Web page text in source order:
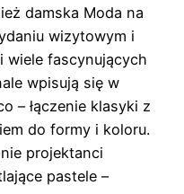
damska Moda na
wizytowym i
wiele fascynujących
wpisują się w
– łączenie klasyki z
do formy i koloru.
projektanci
pastele –